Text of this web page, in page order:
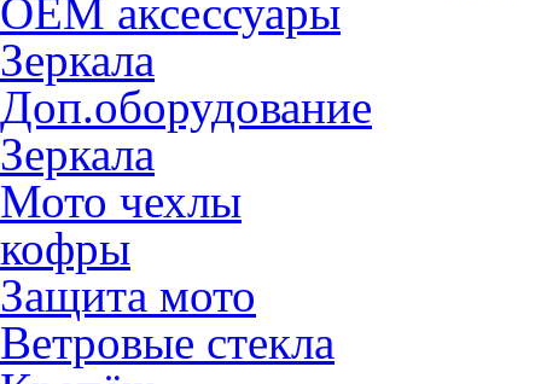
OEM аксессуары
Зеркала
Доп.оборудование
Зеркала
Мото чехлы
кофры
Защита мото
Ветровые стекла